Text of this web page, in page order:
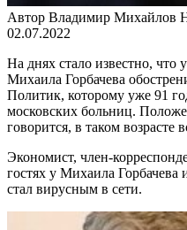
Автор Владимир Михайлов
02.07.2022
На днях стало известно, что
Михаила Горбачева
Политик, которому уже 91
московских больниц.
говорится, в таком возрасте
Экономист, член-
гостях у Михаила
стал вирусным в сети.